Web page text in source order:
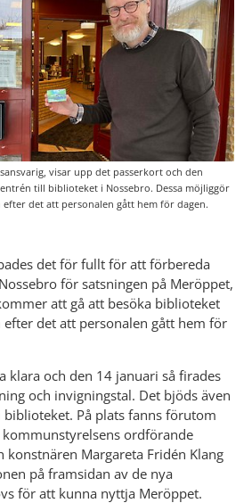
visar upp det passerkort och den
till biblioteket i Nossebro. Dessa möjliggör
det att personalen gått hem för dagen.
det för fullt för att förbereda
för satsningen på Meröppet,
att gå att besöka biblioteket
efter det att personalen gått hem för
klara och den 14 januari så firades
och invigningstal. Det bjöds även
På plats fanns förutom
ordförande
konstnären Margareta Fridén Klang
på framsidan av de nya
för att kunna nyttja Meröppet.